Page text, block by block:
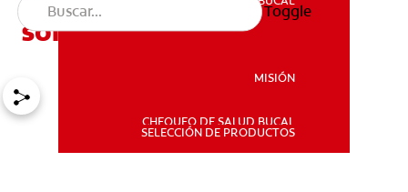
SALUD BUCAL
MISIÓN
CHEQUEO DE SALUD BUCAL
SELECCIÓN DE PRODUCTOS
Toggle
sonrisa gingival